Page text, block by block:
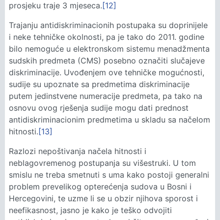
prosjeku traje 3 mjeseca. [12]
Trajanju antidiskriminacionih postupaka su doprinijele
i neke tehničke okolnosti, pa je tako do 2011. godine
bilo nemoguće u elektronskom sistemu menadžmenta
sudskih predmeta (CMS) posebno označiti slučajeve
diskriminacije. Uvođenjem ove tehničke mogućnosti,
sudije su upoznate sa predmetima diskriminacije
putem jedinstvene numeracije predmeta, pa tako na
osnovu ovog rješenja sudije mogu dati prednost
antidiskriminacionim predmetima u skladu sa načelom
hitnosti. [13]
Razlozi nepoštivanja načela hitnosti i
neblagovremenog postupanja su višestruki. U tom
smislu ne treba smetnuti s uma kako postoji generalni
problem prevelikog opterećenja sudova u Bosni i
Hercegovini, te uzme li se u obzir njihova sporost i
neefikasnost, jasno je kako je teško odvojiti